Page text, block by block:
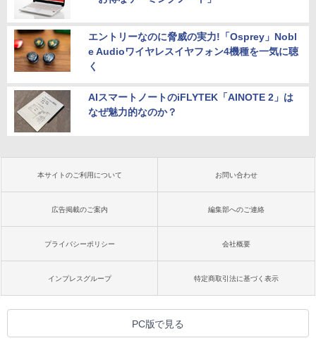
エントリーなのに脅威の実力!「Osprey」Nobl
e Audioワイヤレスイヤフォン4機種を一気に聴
く
AIスマートノートのiFLYTEK「AINOTE 2」は
なぜ魅力的なのか？
本サイトのご利用について お問い合わせ
広告掲載のご案内 編集部へのご連絡
プライバシーポリシー 会社概要
インプレスグループ 特定商取引法に基づく表示
PC版で見る